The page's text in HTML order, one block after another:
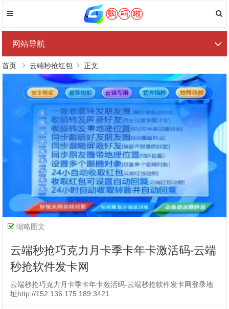
网站导航
首页 云端秒抢红包 正文
缩略图文
云端秒抢巧克力月卡季卡年卡激活码-云端
秒抢软件发卡网
云端秒抢巧克力月卡季卡年卡激活码-云端秒抢软件发卡网登录地
址http://152.136.175.189:3421